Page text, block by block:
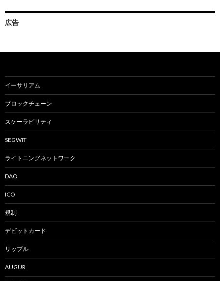
広告
イーサリアム
ブロックチェーン
スケーラビリティ
SEGWIT
ライトニングネットワーク
DAO
ICO
規制
デビットカード
リップル
AUGUR